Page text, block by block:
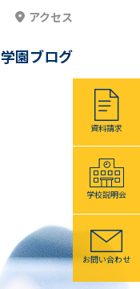
アクセス
学園ブログ
資料請求
学校説明会
お問い合わせ